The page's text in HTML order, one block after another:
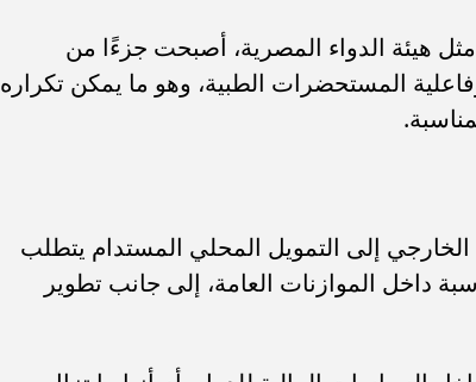
مثل هيئة الدواء المصرية، أصبحت جزءًا من
المستحضرات الطبية، وهو ما يمكن تكراره
إلى التمويل المحلي المستدام يتطلب
داخل الموازنات العامة، إلى جانب تطوير